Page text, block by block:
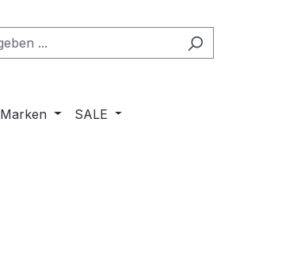
Marken SALE